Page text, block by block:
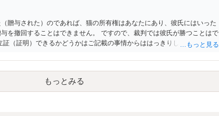
贈与された）のであれば、猫の所有権はあなたにあり、彼氏にはいった
を撤回することはできません。 ですので、裁判では彼氏が勝つことはで
証（証明）できるかどうかはご記載の事情からははっきりしませんので、
もっとみる